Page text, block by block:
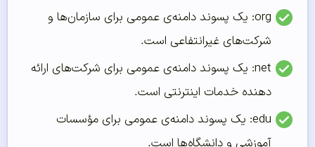
org: یک پسوند دامنه‌ی عمومی برای سازمان‌ها و
شرکت‌های غیرانتفاعی است.
net: یک پسوند دامنه‌ی عمومی برای شرکت‌های ارائه
دهنده خدمات اینترنتی است.
edu: یک پسوند دامنه‌ی عمومی برای مؤسسات
آموزشی و دانشگاه‌ها است.